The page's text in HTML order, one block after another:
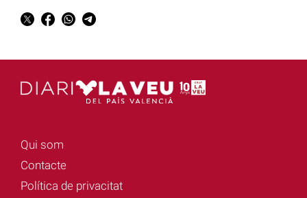
Qui som
Contacte
Política de privacitat